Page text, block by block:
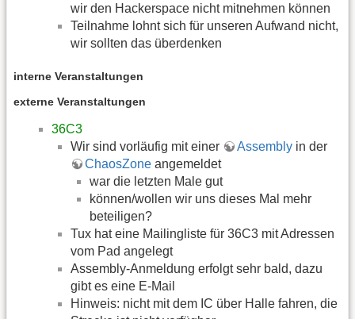
wir den Hackerspace nicht mitnehmen können
Teilnahme lohnt sich für unseren Aufwand nicht,
wir sollten das überdenken
interne Veranstaltungen
externe Veranstaltungen
36C3
Wir sind vorläufig mit einer
Assembly in der
ChaosZone angemeldet
war die letzten Male gut
können/wollen wir uns dieses Mal mehr
beteiligen?
Tux hat eine Mailingliste für 36C3 mit Adressen
vom Pad angelegt
Assembly-Anmeldung erfolgt sehr bald, dazu
gibt es eine E-Mail
Hinweis: nicht mit dem IC über Halle fahren, die